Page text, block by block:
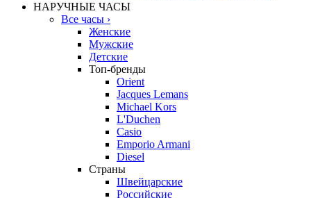
НАРУЧНЫЕ ЧАСЫ
Все часы ›
Женские
Мужские
Детские
Топ-бренды
Orient
Jacques Lemans
Michael Kors
L'Duchen
Casio
Emporio Armani
Diesel
Страны
Швейцарские
Российские